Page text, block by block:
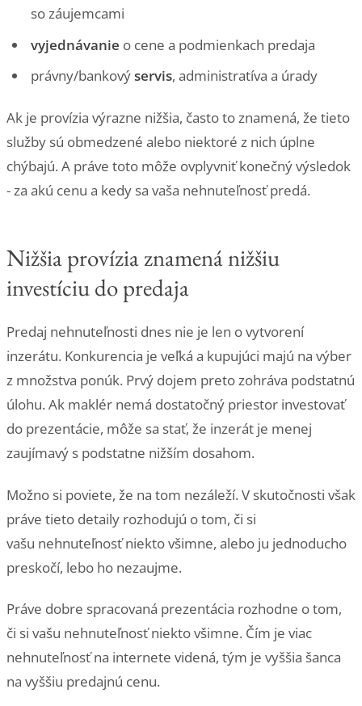
so záujemcami
vyjednávanie o cene a podmienkach predaja
právny/bankovýservis, administratíva a úrady
Ak je provízia výrazne nižšia, často to znamená, že tieto
služby sú obmedzené alebo niektoré z nich úplne
chýbajú. A práve toto môže ovplyvniť konečný výsledok
- za akú cenu a kedy sa vaša nehnuteľnosť predá.
Nižšia provízia znamená nižšiu
investíciu do predaja
Predaj nehnuteľnosti dnes nie je len o vytvorení
inzerátu. Konkurencia je veľká a kupujúci majú na výber
z množstva ponúk. Prvý dojem preto zohráva podstatnú
úlohu. Ak maklér nemá dostatočný priestor investovať
do prezentácie, môže sa stať, že inzerát je menej
zaujímavý s podstatne nižším dosahom.
Možno si poviete, že na tom nezáleží. V skutočnosti však
práve tieto detaily rozhodujú o tom, či si
vašu nehnuteľnosť niekto všimne, alebo ju jednoducho
preskočí, lebo ho nezaujme.
Práve dobre spracovaná prezentácia rozhodne o tom,
či si vašu nehnuteľnosť niekto všimne. Čím je viac
nehnuteľnosť na internete videná, tým je vyššia šanca
na vyššiu predajnú cenu.